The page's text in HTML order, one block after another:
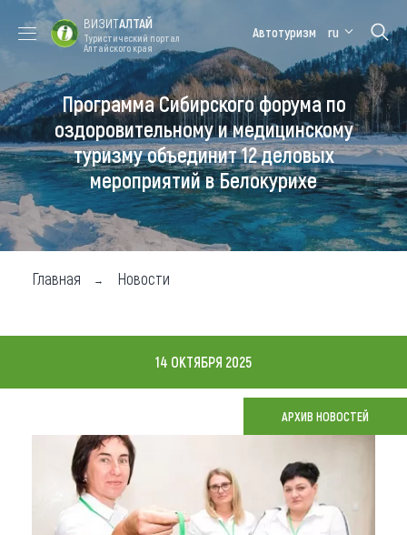
Форум VISIT
ALTAI
Цветение
маральника
Медицинский
форум
Алтайская
зимовка
Туры
Где побывать
Чем заняться
Где остановиться
Что привезти (сувениры)
О регионе
Коллекция впечатлений
ВИЗИТАЛТАЙ
Туристический портал
Алтайского края
Автотуризм ru
Программа Сибирского форума по
оздоровительному и медицинскому
туризму объединит 12 деловых
мероприятий в Белокурихе
Главная Новости
14 ОКТЯБРЯ 2025
АРХИВ НОВОСТЕЙ